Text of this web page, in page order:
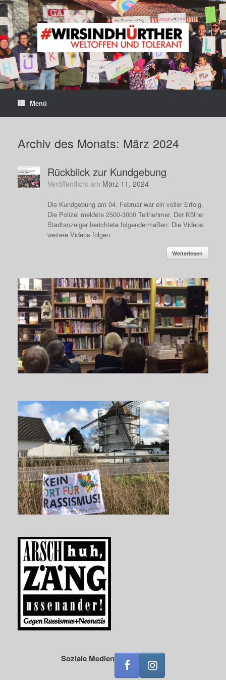
Zum
Inhalt
springen
Menü
Archiv des Monats: März 2024
Rückblick zur Kundgebung
Veröffentlicht am März 11, 2024
Die Kundgebung am 04. Februar war ein voller Erfolg.
Die Polizei meldete 2500-3000 Teilnehmer. Der Kölner
Stadtanzeiger berichtete folgendermaßen: Die Videos
weitere Videos folgen
Weiterlesen
Soziale Medien